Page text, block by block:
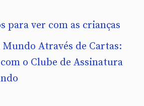
para ver com as crianças
Através de Cartas:
o Clube de Assinatura